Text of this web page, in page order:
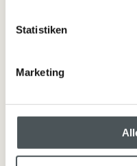
Statistiken
Marketing
um das Ausrichten des
Bei unseren Duftkerzen, die in
Brenndauer (bis zu 40
und Melisse (anregend &